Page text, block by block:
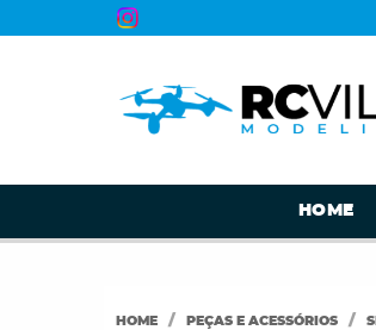
HOME
HOME PEÇAS E ACESSÓRIOS